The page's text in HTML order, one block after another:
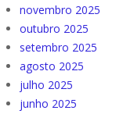
novembro 2025
outubro 2025
setembro 2025
agosto 2025
julho 2025
junho 2025